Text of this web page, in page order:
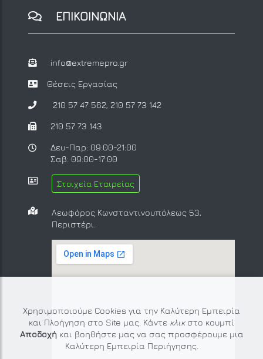
Χρησιμοποιούμε Cookies για την Καλύτερη Εμπειρία
και Πλοήγηση στο Site μας. Κάντε κλικ στο κουμπί
Αποδοχήκαι βοηθήστε μας να σας προσφέρουμε μια
Καλύτερη Εμπειρία Περιήγησης.
ΕΠΙΚΟΙΝΩΝΙΑ
info@extremepro.gr
Θέσεις Εργασίας
210 57 47 562, 210 57 73 142
210 57 73 143
Δευ-Παρ: 09:00-21:00
Σαβ: 09:00-17:00
Στοιχεία Εταιρείας
Λεωφόρος Κωνσταντινουπόλεως 53,
Περιστέρι.